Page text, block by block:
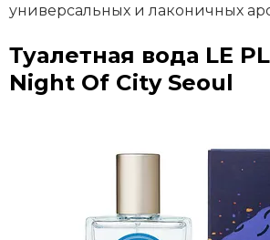
универсальных и лаконичных
Туалетная вода LE
Night Of City Seoul